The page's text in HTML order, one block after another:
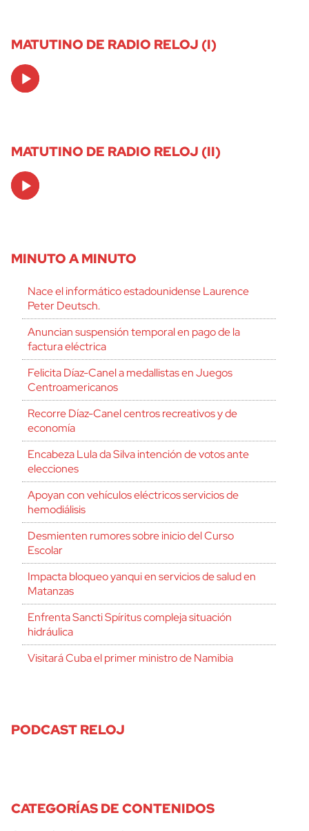
MATUTINO DE RADIO RELOJ (I)
Audio
Player
MATUTINO DE RADIO RELOJ (II)
Audio
Player
MINUTO A MINUTO
Nace el informático estadounidense Laurence
Peter Deutsch.
Anuncian suspensión temporal en pago de la
factura eléctrica
Felicita Díaz-Canel a medallistas en Juegos
Centroamericanos
Recorre Díaz-Canel centros recreativos y de
economía
Encabeza Lula da Silva intención de votos ante
elecciones
Apoyan con vehículos eléctricos servicios de
hemodiálisis
Desmienten rumores sobre inicio del Curso
Escolar
Impacta bloqueo yanqui en servicios de salud en
Matanzas
Enfrenta Sancti Spíritus compleja situación
hidráulica
Visitará Cuba el primer ministro de Namibia
PODCAST RELOJ
CATEGORÍAS DE CONTENIDOS